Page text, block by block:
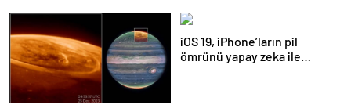
iOS 19, iPhone’ların pil
ömrünü yapay zeka ile